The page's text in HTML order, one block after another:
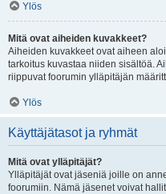
Ylös
Mitä ovat aiheiden kuvakkeet?
Aiheiden kuvakkeet ovat aiheen
tarkoitus kuvastaa niiden sisältöä.
riippuvat foorumin ylläpitäjän
Ylös
Käyttäjätasot ja ryhmät
Mitä ovat ylläpitäjät?
Ylläpitäjät ovat jäseniä joille on
foorumiin. Nämä jäsenet voivat